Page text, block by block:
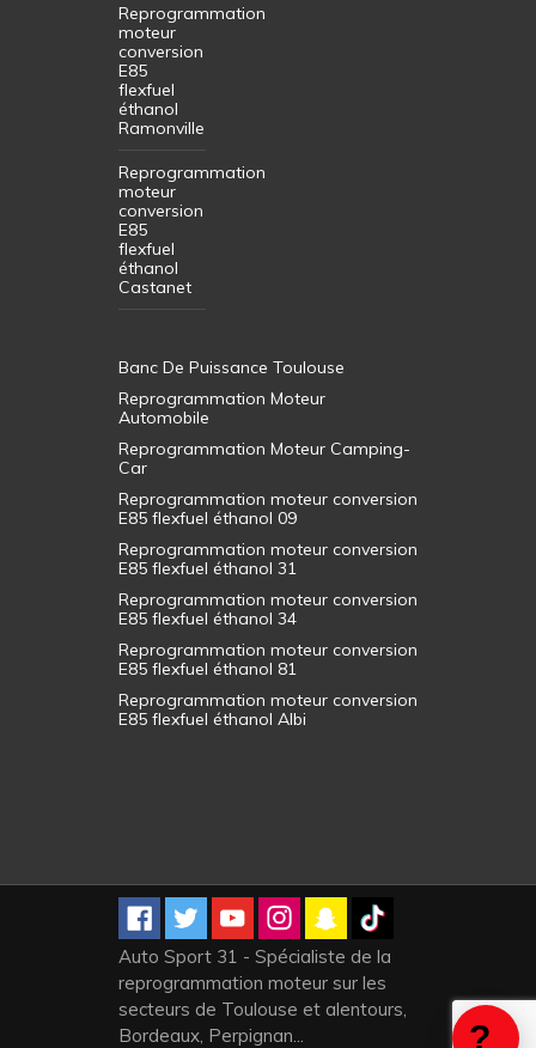
Reprogrammation
moteur
conversion
E85
flexfuel
éthanol
Ramonville
Reprogrammation
moteur
conversion
E85
flexfuel
éthanol
Castanet
Banc De Puissance Toulouse
Reprogrammation Moteur
Automobile
Reprogrammation Moteur Camping-
Car
Reprogrammation moteur conversion
E85 flexfuel éthanol 09
Reprogrammation moteur conversion
E85 flexfuel éthanol 31
Reprogrammation moteur conversion
E85 flexfuel éthanol 34
Reprogrammation moteur conversion
E85 flexfuel éthanol 81
Reprogrammation moteur conversion
E85 flexfuel éthanol Albi
Auto Sport 31 - Spécialiste de la
reprogrammation moteur sur les
secteurs de Toulouse et alentours,
Bordeaux, Perpignan...